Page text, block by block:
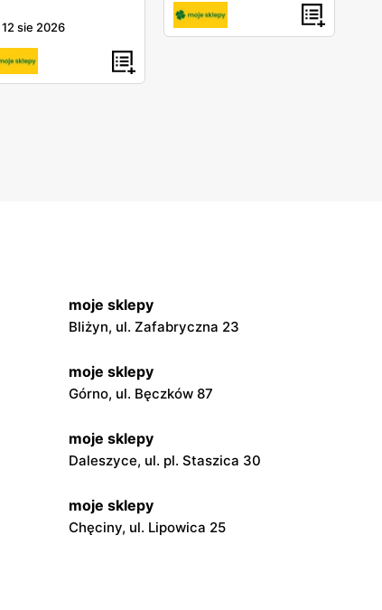
12 sie 2026
moje sklepy
Bliżyn, ul. Zafabryczna 23
moje sklepy
Górno, ul. Bęczków 87
moje sklepy
Daleszyce, ul. pl. Staszica 30
moje sklepy
Chęciny, ul. Lipowica 25